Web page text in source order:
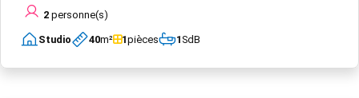
2 personne(s)
Studio 40m² 1pièces 1SdB